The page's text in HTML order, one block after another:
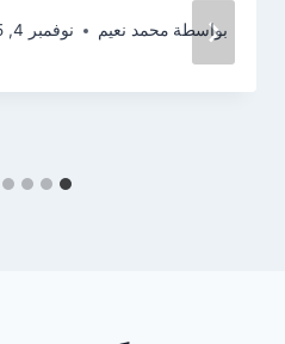
بواسطة محمد نعيم نوفمبر 4, 2025